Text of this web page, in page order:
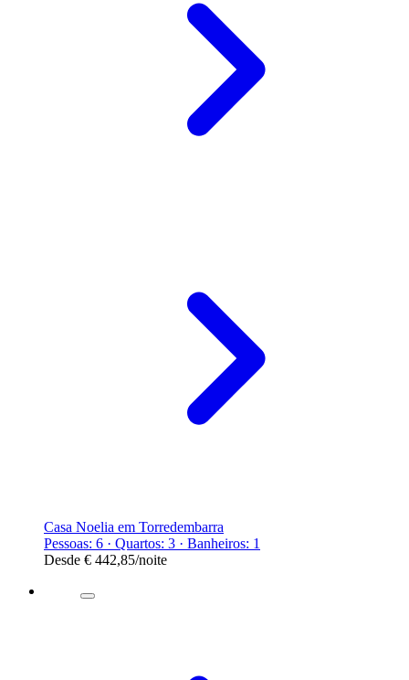
Casa Noelia em Torredembarra
Pessoas: 6 · Quartos: 3 · Banheiros: 1
Desde € 442,85/noite